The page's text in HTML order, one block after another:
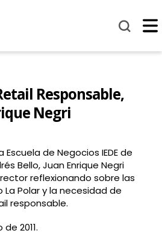
Responsable,
Negri
de Negocios IEDE de
Bello, Juan Enrique Negri
reflexionando sobre las
Polar y la necesidad de
responsable.
2011.